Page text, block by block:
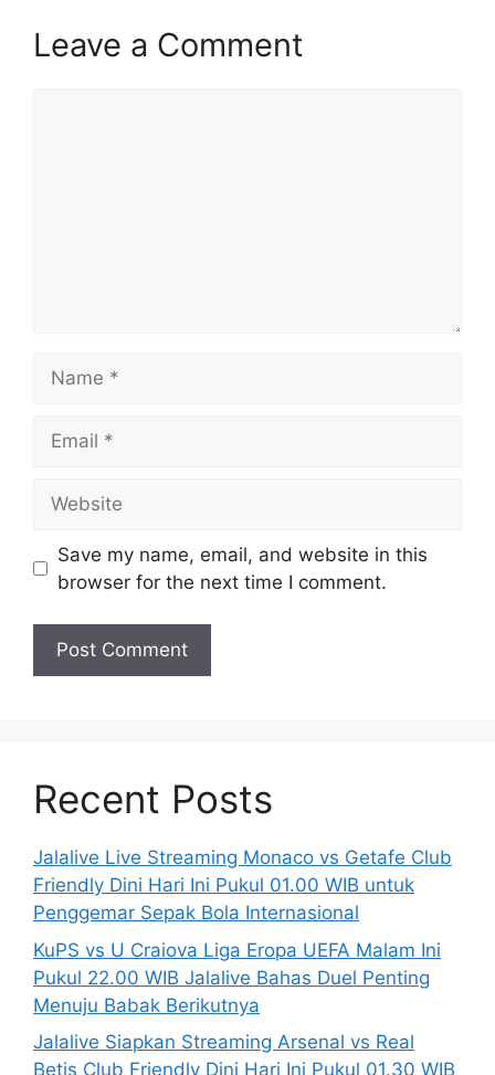
Leave a Comment
Save my name, email, and website in this
browser for the next time I comment.
Recent Posts
Jalalive Live Streaming Monaco vs Getafe Club
Friendly Dini Hari Ini Pukul 01.00 WIB untuk
Penggemar Sepak Bola Internasional
KuPS vs U Craiova Liga Eropa UEFA Malam Ini
Pukul 22.00 WIB Jalalive Bahas Duel Penting
Menuju Babak Berikutnya
Jalalive Siapkan Streaming Arsenal vs Real
Betis Club Friendly Dini Hari Ini Pukul 01.30 WIB